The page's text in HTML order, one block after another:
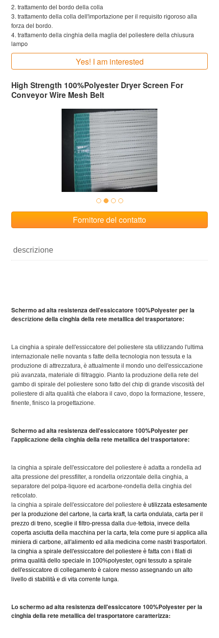
2. trattamento del bordo della colla
3. trattamento della colla dell'importazione per il requisito rigoroso alla
forza del bordo.
4. trattamento della cinghia della maglia del poliestere della chiusura
lampo
Yes! I am interested
High Strength 100%Polyester Dryer Screen For
Conveyor Wire Mesh Belt
Fornitore del contatto
descrizione
Schermo ad alta resistenza dell'essiccatore 100%Polyester per la
descrizione della cinghia della rete metallica del trasportatore:
La cinghia a spirale dell'essiccatore del poliestere sta utilizzando l'ultima
internazionale nelle novanta s fatte della tecnologia non tessuta e la
produzione di attrezzatura, è attualmente il mondo uno dell'essiccazione
più avanzata, materiale di filtraggio. Pianto la produzione della rete del
gambo di spirale del poliestere sono fatto del chip di grande viscosità del
poliestere di alta qualità che elabora il cavo, dopo la formazione, tessere,
finente, finisco la progettazione.
Schermo ad alta resistenza dell'essiccatore 100%Polyester per
l'applicazione della cinghia della rete metallica del trasportatore:
la cinghia a spirale dell'essiccatore del poliestere è adatta a rondella ad
alta pressione del pressfilter, a rondella orizzontale della cinghia, a
separatore del polpa- liquore ed acarbone-rondella della cinghia del
reticolato.
la cinghia a spirale dell'essiccatore del poliestere è utilizzata estesamente
per la produzione del cartone, la carta kraft, la carta ondulata, carta per il
prezzo di treno, sceglie il filtro-pressa dalla due-tettoia, invece della
coperta asciutta della macchina per la carta, tela come pure si applica alla
miniera di carbone, all'alimento ed alla medicina come nastri trasportatori.
la cinghia a spirale dell'essiccatore del poliestere è fatta con i filati di
prima qualità dello speciale in 100%polyester, ogni tessuto a spirale
dell'essiccatore di collegamento è calore messo assegnando un alto
livello di stabilità e di vita corrente lunga.
Lo schermo ad alta resistenza dell'essiccatore 100%Polyester per la
cinghia della rete metallica del trasportatore caratterizza: